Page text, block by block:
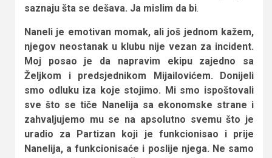
saznaju šta se dešava. Ja mislim da bi.
Naneli je emotivan momak, ali još jednom kažem,
njegov neostanak u klubu nije vezan za incident.
Moj posao je da napravim ekipu zajedno sa
Željkom i predsjednikom Mijailovićem. Donijeli
smo odluku iza koje stojimo. Mi smo ispoštovali
sve što se tiče Nanelija sa ekonomske strane i
zahvaljujemo mu se na apsolutno svemu što je
uradio za Partizan koji je funkcionisao i prije
Nanelija, a funkcionisaće i poslije njega. Ne samo